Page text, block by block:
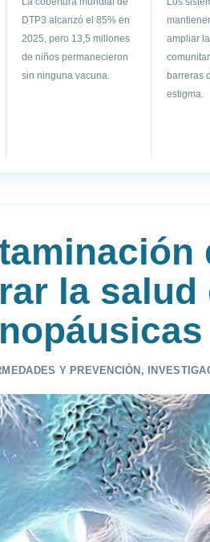
DTP3 alcanzó el 85% en
2025, pero 13,5 millones
de niños permanecieron
sin ninguna vacuna.
ampliar
barreras
estigma.
la
Y PREVENCIÓN,